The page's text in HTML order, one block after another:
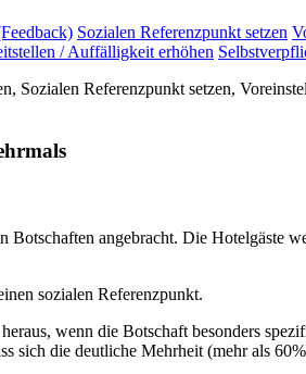
Sozialen Referenzpunkt setzen
/ Auffälligkeit erhöhen
Sozialen Referenzpunkt setzen,
angebracht. Die Hotelgäste
sozialen Referenzpunkt.
wenn die Botschaft besonders
sich die deutliche Mehrheit (mehr als